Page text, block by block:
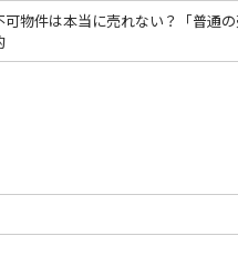
物件は本当に売れない？「普通